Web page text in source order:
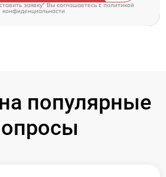
заявку" Вы соглашаетесь cполитикой
конфиденциальности
популярные